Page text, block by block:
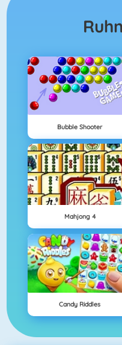
Bubble Shooter
Mahjong 4
Candy Riddles